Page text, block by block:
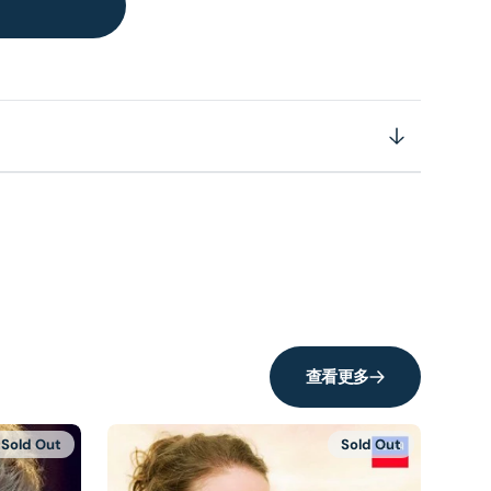
查看更多
Sold Out Sold Out